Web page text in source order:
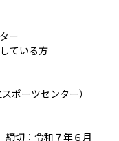
ー
ている方
ポーツセンター）
切：令和７年６月